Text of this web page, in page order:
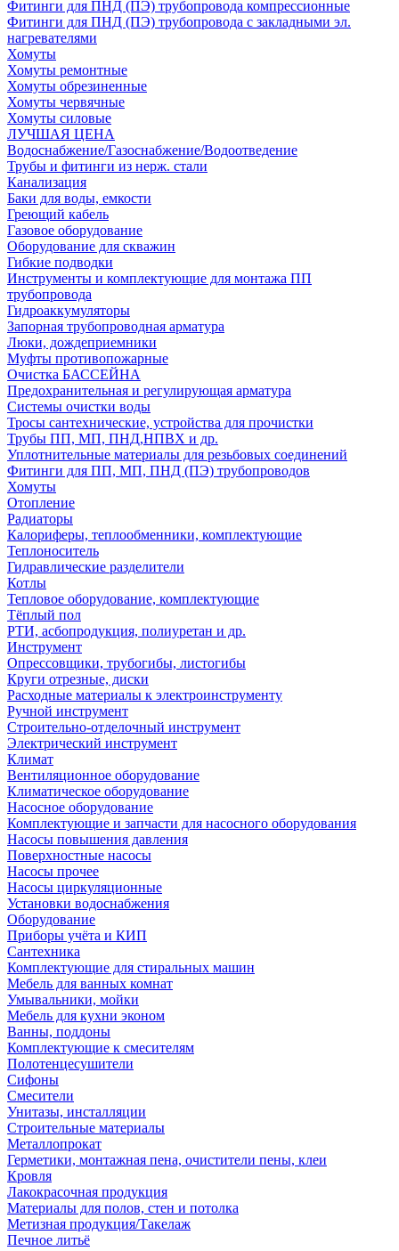
Фитинги для ПНД (ПЭ) трубопровода компрессионные
Фитинги для ПНД (ПЭ) трубопровода с закладными эл.
нагревателями
Хомуты
Хомуты ремонтные
Хомуты обрезиненные
Хомуты червячные
Хомуты силовые
ЛУЧШАЯ ЦЕНА
Водоснабжение/Газоснабжение/Водоотведение
Трубы и фитинги из нерж. стали
Канализация
Баки для воды, емкости
Греющий кабель
Газовое оборудование
Оборудование для скважин
Гибкие подводки
Инструменты и комплектующие для монтажа ПП
трубопровода
Гидроаккумуляторы
Запорная трубопроводная арматура
Люки, дождеприемники
Муфты противопожарные
Очистка БАССЕЙНА
Предохранительная и регулирующая арматура
Системы очистки воды
Тросы сантехнические, устройства для прочистки
Трубы ПП, МП, ПНД,НПВХ и др.
Уплотнительные материалы для резьбовых соединений
Фитинги для ПП, МП, ПНД (ПЭ) трубопроводов
Хомуты
Отопление
Радиаторы
Калориферы, теплообменники, комплектующие
Теплоноситель
Гидравлические разделители
Котлы
Тепловое оборудование, комплектующие
Тёплый пол
РТИ, асбопродукция, полиуретан и др.
Инструмент
Опрессовщики, трубогибы, листогибы
Круги отрезные, диски
Расходные материалы к электроинструменту
Ручной инструмент
Строительно-отделочный инструмент
Электрический инструмент
Климат
Вентиляционное оборудование
Климатическое оборудование
Насосное оборудование
Комплектующие и запчасти для насосного оборудования
Насосы повышения давления
Поверхностные насосы
Насосы прочее
Насосы циркуляционные
Установки водоснабжения
Оборудование
Приборы учёта и КИП
Сантехника
Комплектующие для стиральных машин
Мебель для ванных комнат
Умывальники, мойки
Мебель для кухни эконом
Ванны, поддоны
Комплектующие к смесителям
Полотенцесушители
Сифоны
Смесители
Унитазы, инсталляции
Строительные материалы
Металлопрокат
Герметики, монтажная пена, очистители пены, клеи
Кровля
Лакокрасочная продукция
Материалы для полов, стен и потолка
Метизная продукция/Такелаж
Печное литьё